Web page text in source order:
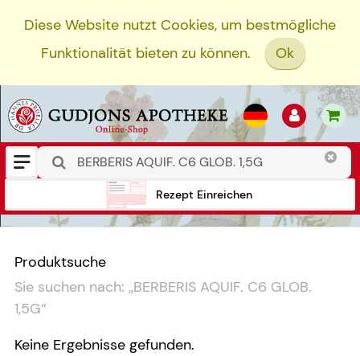
Diese Website nutzt Cookies, um bestmögliche
Funktionalität bieten zu können.
Ok
Rezept Einreichen
Produktsuche
Sie suchen nach: „BERBERIS AQUIF. C6 GLOB.
1,5G“
Keine Ergebnisse gefunden.